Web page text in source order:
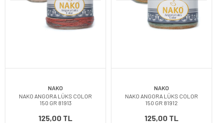
NAKO
NAKO ANGORA LÜKS COLOR
150 GR 81913
125,00 TL
NAKO
NAKO ANGORA LÜKS COLOR
150 GR 81912
125,00 TL